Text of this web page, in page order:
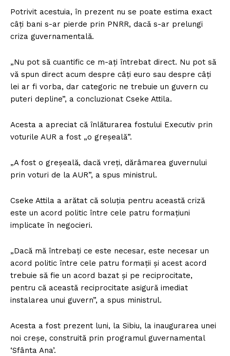
Potrivit acestuia, în prezent nu se poate estima exact
câţi bani s-ar pierde prin PNRR, dacă s-ar prelungi
criza guvernamentală.
„Nu pot să cuantific ce m-aţi întrebat direct. Nu pot să
vă spun direct acum despre câţi euro sau despre câţi
lei ar fi vorba, dar categoric ne trebuie un guvern cu
puteri depline”, a concluzionat Cseke Attila.
Acesta a apreciat că înlăturarea fostului Executiv prin
voturile AUR a fost „o greşeală”.
„A fost o greşeală, dacă vreţi, dărâmarea guvernului
prin voturi de la AUR”, a spus ministrul.
Cseke Attila a arătat că soluţia pentru această criză
este un acord politic între cele patru formaţiuni
implicate în negocieri.
„Dacă mă întrebaţi ce este necesar, este necesar un
acord politic între cele patru formaţii şi acest acord
trebuie să fie un acord bazat şi pe reciprocitate,
pentru că această reciprocitate asigură imediat
instalarea unui guvern”, a spus ministrul.
Acesta a fost prezent luni, la Sibiu, la inaugurarea unei
noi creşe, construită prin programul guvernamental
‘Sfânta Ana’.